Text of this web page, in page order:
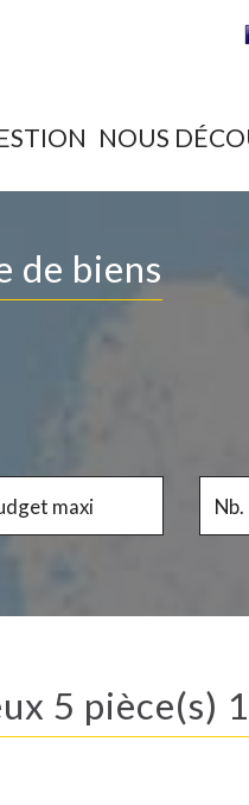
NOUS
de biens
5 pièce(s)